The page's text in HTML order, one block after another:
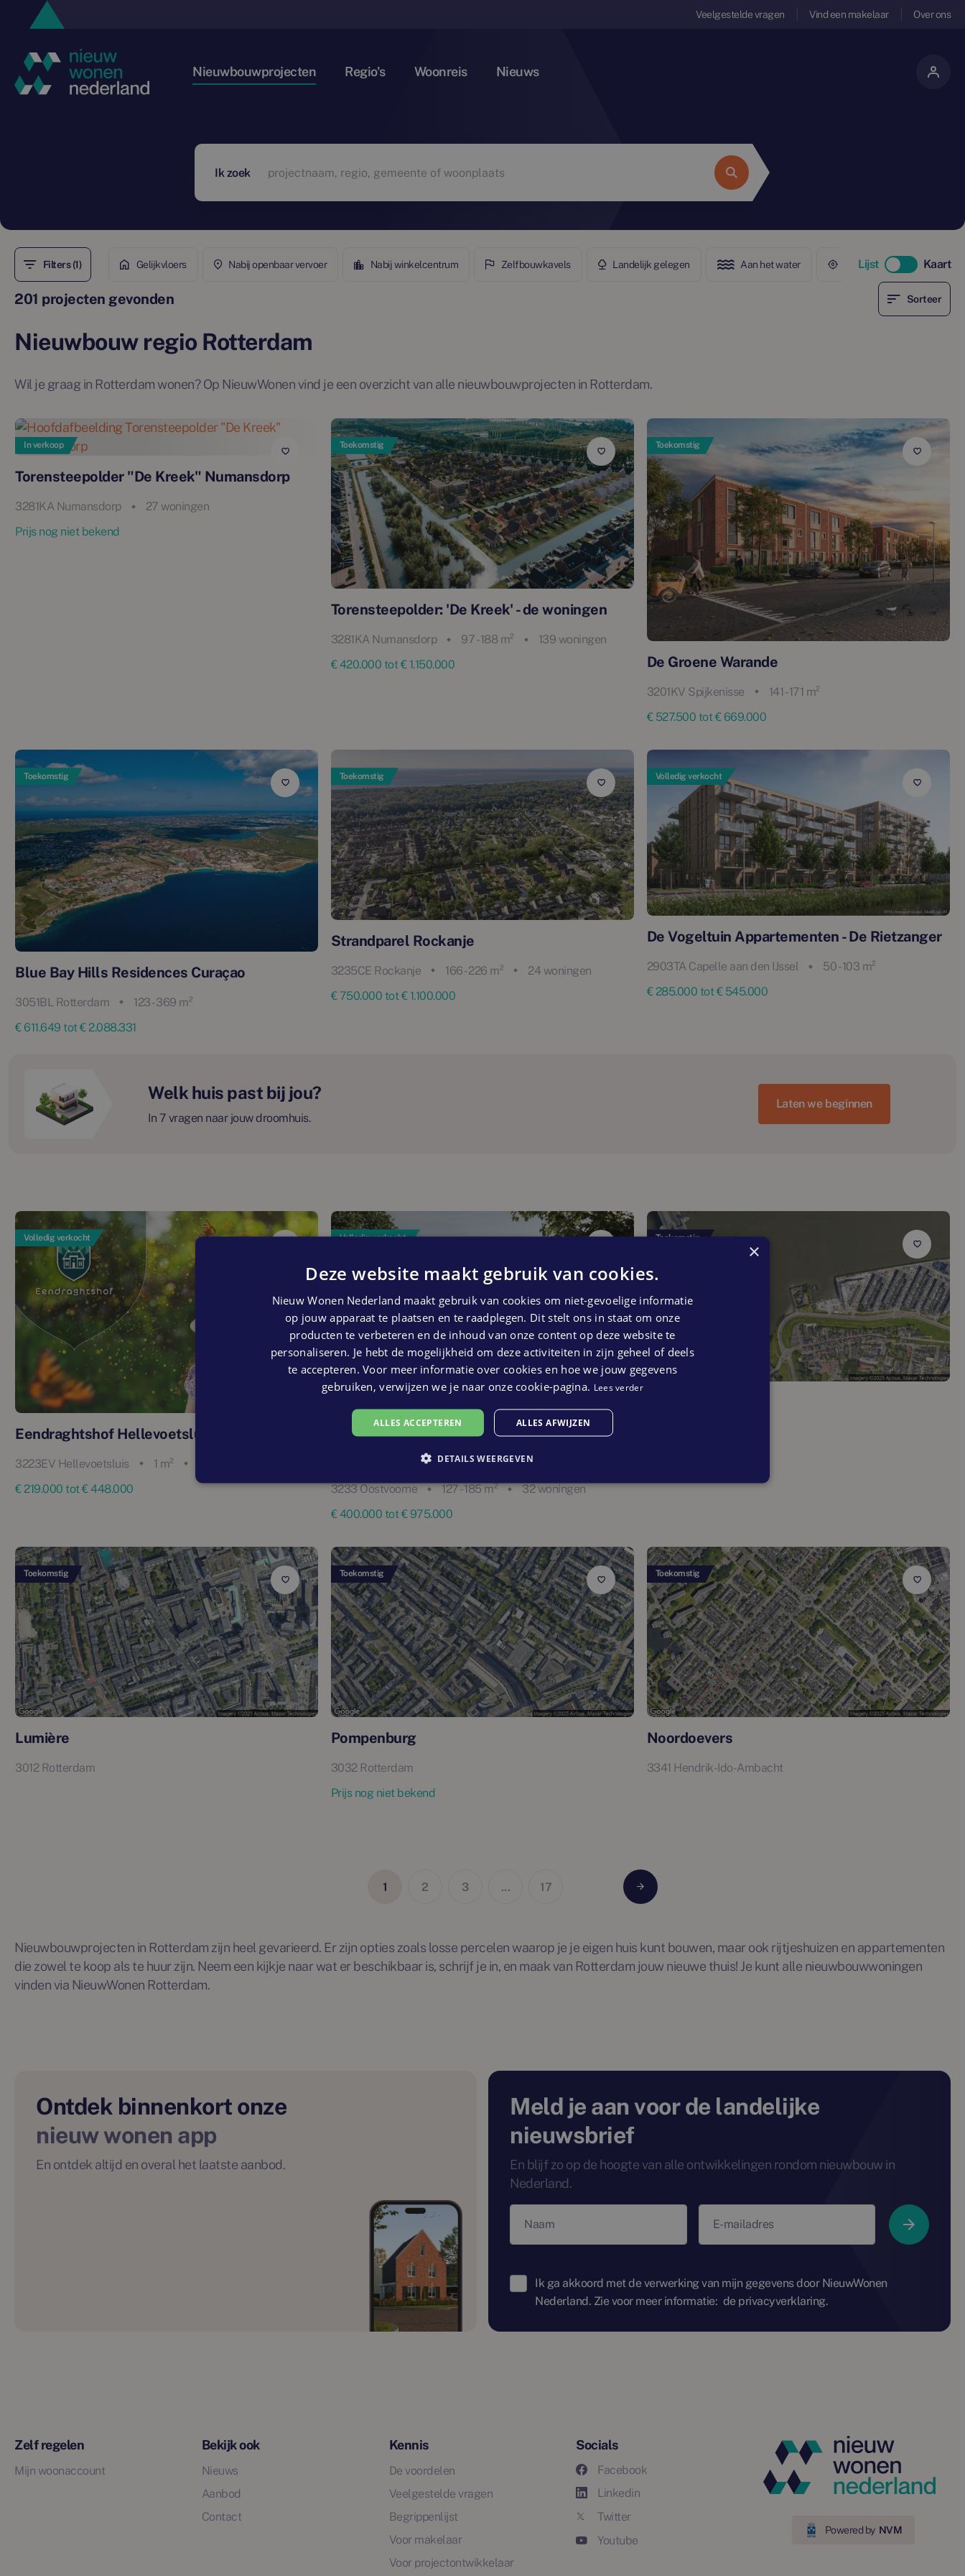
Veelgestelde vragen Vind een makelaar Over ons
Nieuwbouwprojecten Regio's Woonreis Nieuws
Ik zoek
Filters (1) Lijst Kaart
Gelijkvloers Nabij openbaar vervoer Nabij winkelcentrum Zelfbouwkavels Landelijk gelegen Aan het water In het centrum
201 projecten gevonden Sorteer
Nieuwbouw regio Rotterdam
Wil je graag in Rotterdam wonen? Op NieuwWonen vind je een overzicht van alle nieuwbouwprojecten in Rotterdam.
In verkoop
Torensteepolder "De Kreek" Numansdorp
3281KA Numansdorp
27 woningen
Prijs nog niet bekend
Toekomstig
Torensteepolder: 'De Kreek' - de woningen
3281KA Numansdorp 97 - 188 m²
139 woningen
€ 420.000 tot € 1.150.000
Toekomstig
De Groene Warande
3201KV Spijkenisse
141 - 171 m²
€ 527.500 tot € 669.000
Toekomstig
Blue Bay Hills Residences Curaçao
3051BL Rotterdam
123 - 369 m²
€ 611.649 tot € 2.088.331
Toekomstig
Strandparel Rockanje
3235CE Rockanje 166 - 226 m²
24 woningen
€ 750.000 tot € 1.100.000
Volledig verkocht
De Vogeltuin Appartementen - De Rietzanger
2903TA Capelle aan den IJssel
50 - 103 m²
€ 285.000 tot € 545.000
Welk huis past bij jou?
In 7 vragen naar jouw droomhuis.
Laten we beginnen
Volledig verkocht
Eendraghtshof Hellevoetsluis
3223EV Hellevoetsluis 1 m²
€ 219.000 tot € 448.000
Volledig verkocht
3233 Oostvoorne 127 - 185 m²
32 woningen
€ 400.000 tot € 975.000
Toekomstig
Toekomstig
Lumière
3012 Rotterdam
Toekomstig
Pompenburg
3032 Rotterdam
Prijs nog niet bekend
Toekomstig
Noordoevers
3341 Hendrik-Ido-Ambacht
1 2 3 ... 17
Nieuwbouwprojecten in Rotterdam zijn heel gevarieerd. Er zijn opties zoals losse percelen waarop je je eigen huis kunt bouwen, maar ook rijtjeshuizen en appartementen
die zowel te koop als te huur zijn. Neem een kijkje naar wat er beschikbaar is, schrijf je in, en maak van Rotterdam jouw nieuwe thuis! Je kunt alle nieuwbouwwoningen
vinden via NieuwWonen Rotterdam.
Ontdek binnenkort onze
nieuw wonen app
En ontdek altijd en overal het laatste aanbod.
Meld je aan voor de landelijke
nieuwsbrief
En blijf zo op de hoogte van alle ontwikkelingen rondom nieuwbouw in
Nederland.
Naam E-mailadres
Ik ga akkoord met de verwerking van mijn gegevens door NieuwWonen
Nederland. Zie voor meer informatie: de privacyverklaring.
Zelf regelen
Mijn woonaccount
Bekijk ook
Nieuws
Aanbod
Contact
Kennis
De voordelen
Veelgestelde vragen
Begrippenlijst
Voor makelaar
Voor projectontwikkelaar
Socials
Facebook
Linkedin
Twitter
Youtube
Powered by NVM
×
Deze website maakt gebruik van cookies.
Nieuw Wonen Nederland maakt gebruik van cookies om niet-gevoelige informatie
op jouw apparaat te plaatsen en te raadplegen. Dit stelt ons in staat om onze
producten te verbeteren en de inhoud van onze content op deze website te
personaliseren. Je hebt de mogelijkheid om deze activiteiten in zijn geheel of deels
te accepteren. Voor meer informatie over cookies en hoe we jouw gegevens
gebruiken, verwijzen we je naar onze cookie-pagina. Lees verder
ALLES ACCEPTEREN ALLES AFWIJZEN
DETAILS WEERGEVEN